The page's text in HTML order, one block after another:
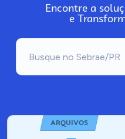
Encontre a
e
ARQUIVOS